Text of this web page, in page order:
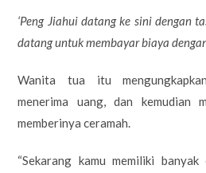
‘Peng Jiahui datang ke sini dengan
datang untuk membayar biaya
Wanita tua itu
menerima uang, dan kemudian
memberinya ceramah.
“Sekarang kamu memiliki